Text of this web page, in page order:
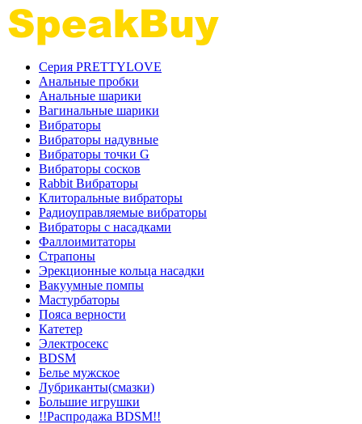
Серия PRETTYLOVE
Анальные пробки
Анальные шарики
Вагинальные шарики
Вибраторы
Вибраторы надувные
Вибраторы точки G
Вибраторы сосков
Rabbit Вибраторы
Клиторальные вибраторы
Радиоуправляемые вибраторы
Вибраторы с насадками
Фаллоимитаторы
Страпоны
Эрекционные кольца насадки
Вакуумные помпы
Мастурбаторы
Пояса верности
Катетер
Электросекс
BDSM
Белье мужское
Лубриканты(смазки)
Большие игрушки
!!Распродажа BDSM!!